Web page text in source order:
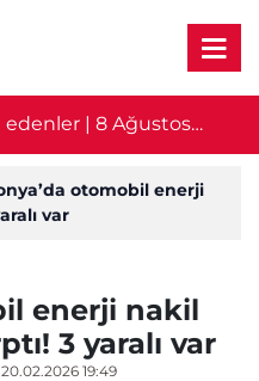
| 8 Ağustos
otomobil enerji
var
enerji nakil
3 yaralı var
20.02.2026 19:49